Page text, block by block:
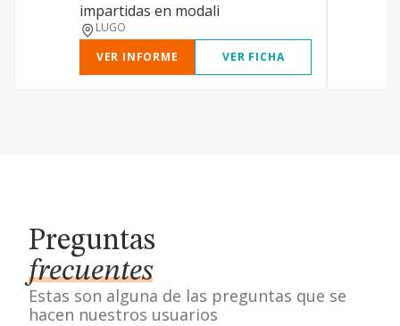
impartidas en modali
LUGO
VER INFORME
VER FICHA
Preguntas
frecuentes
Estas son alguna de las preguntas que se
hacen nuestros usuarios